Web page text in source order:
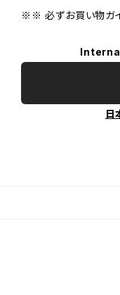
※※ 必ずお買い物ガ
日